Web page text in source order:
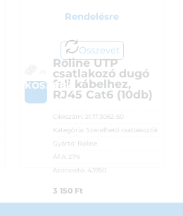
Rendelésre
Összevet
KOSÁRBA
Roline UTP
csatlakozó dugó
fali kábelhez,
RJ45 Cat6 (10db)
Cikkszám:
21.17.3062-50
Kategória: Szerelhető csatlakozók
Gyártó: Roline
ÁFA:
27%
Azonosító: 43950
3 150 Ft